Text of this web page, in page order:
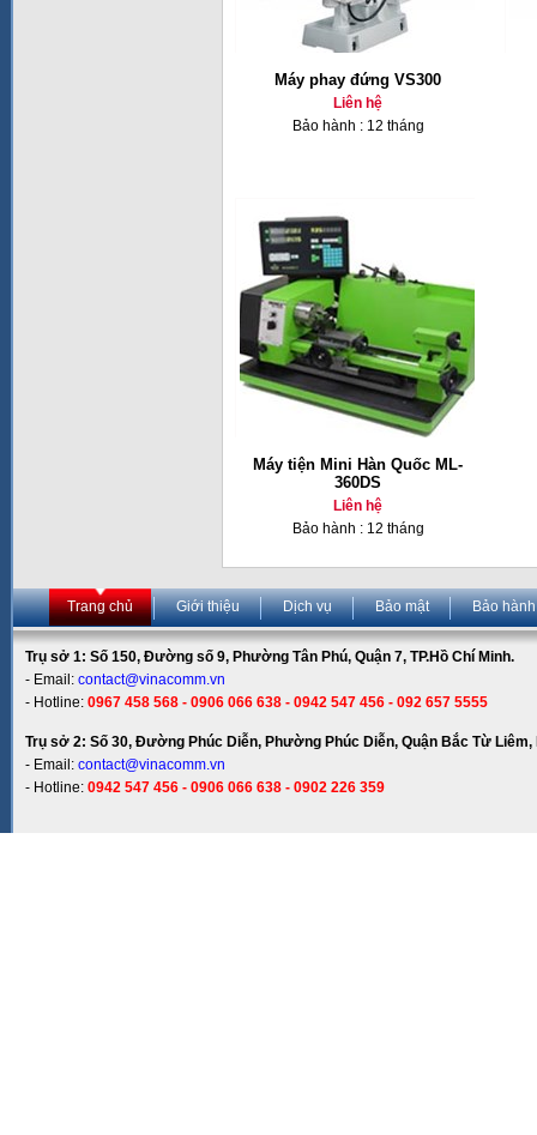
Máy phay đứng VS300
Liên hệ
Bảo hành : 12 tháng
Máy tiện Mini Hàn Quốc ML-
360DS
Liên hệ
Bảo hành : 12 tháng
Trang chủ Giới thiệu Dịch vụ Bảo mật Bảo hành
Trụ sở 1: Số 150, Đường số 9, Phường Tân Phú, Quận 7, TP.Hồ Chí Minh.
- Email: contact@vinacomm.vn
- Hotline: 0967 458 568 - 0906 066 638 - 0942 547 456 - 092 657 5555
Trụ sở 2: Số 30, Đường Phúc Diễn, Phường Phúc Diễn, Quận Bắc Từ Liêm,
- Email: contact@vinacomm.vn
- Hotline: 0942 547 456 - 0906 066 638 - 0902 226 359